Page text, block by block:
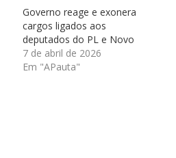
Governo reage e exonera
cargos ligados aos
deputados do PL e Novo
7 de abril de 2026
Em "APauta"